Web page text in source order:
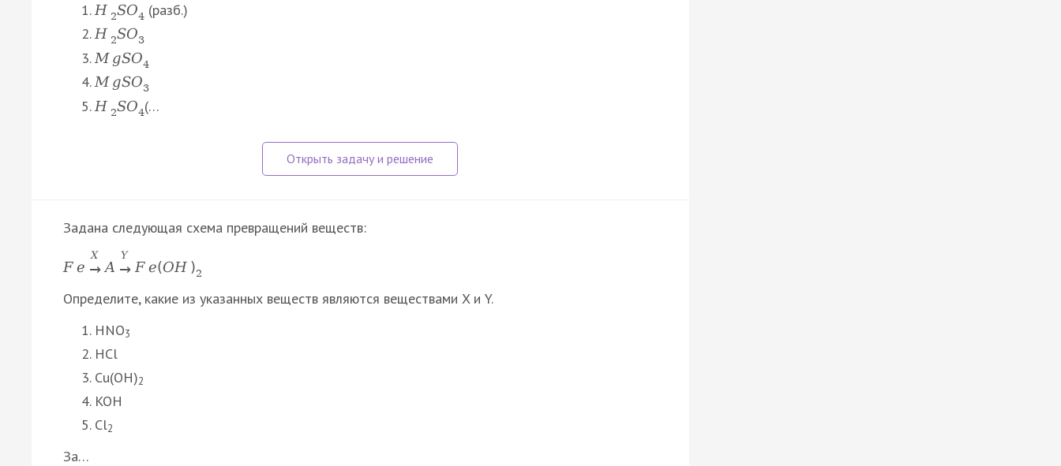
H 2SO4 (разб.)
H 2SO3
M gSO4
M gSO3
H 2SO4(…
Задана следующая схема превращений веществ:
Fe
X
→ A
Y
→ F e(OH )2
Определите, какие из указанных веществ являются веществами X и Y.
HNO3
HCl
Cu(OH)2
KOH
Cl2
За…